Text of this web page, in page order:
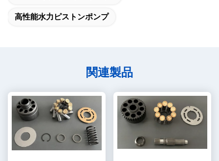
高性能水力ピストンポンプ
関連製品